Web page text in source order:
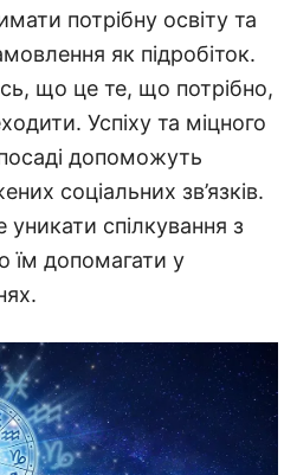
потрібну освіту та
як підробіток.
що це те, що потрібно,
Успіху та міцного
допоможуть
соціальних зв’язків.
спілкування з
їм допомагати у